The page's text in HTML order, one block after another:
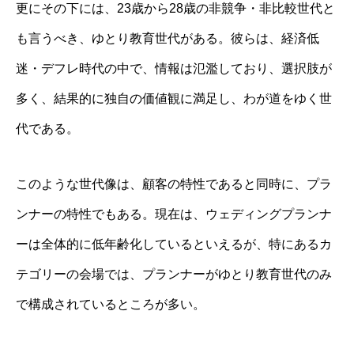
更にその下には、23歳から28歳の非競争・非比較世代と
も言うべき、ゆとり教育世代がある。彼らは、経済低
迷・デフレ時代の中で、情報は氾濫しており、選択肢が
多く、結果的に独自の価値観に満足し、わが道をゆく世
代である。
このような世代像は、顧客の特性であると同時に、プラ
ンナーの特性でもある。現在は、ウェディングプランナ
ーは全体的に低年齢化しているといえるが、特にあるカ
テゴリーの会場では、プランナーがゆとり教育世代のみ
で構成されているところが多い。